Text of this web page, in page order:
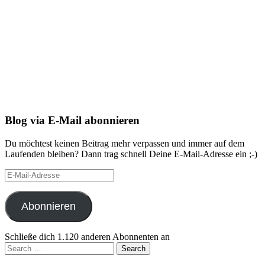
Blog via E-Mail abonnieren
Du möchtest keinen Beitrag mehr verpassen und immer auf dem
Laufenden bleiben? Dann trag schnell Deine E-Mail-Adresse ein ;-)
E-
Mail-
Adresse
Abonnieren
Schließe dich 1.120 anderen Abonnenten an
Search
for: